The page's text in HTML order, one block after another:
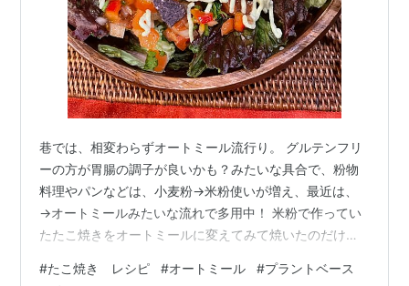
巷では、相変わらずオートミール流行り。 グルテンフリ
ーの方が胃腸の調子が良いかも？みたいな具合で、粉物
料理やパンなどは、小麦粉→米粉使いが増え、最近は、
→オートミールみたいな流れで多用中！ 米粉で作ってい
たたこ焼きをオートミールに変えてみて焼いたのだけ
クオーツは 粒が細かいので、粉状にしなくても大丈夫で
#たこ焼き レシピ #オートミール #プラントベース